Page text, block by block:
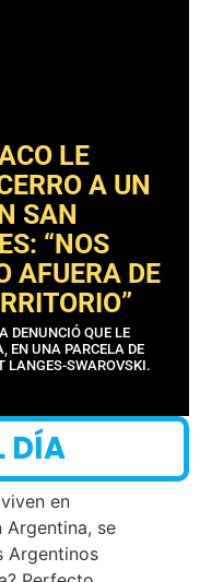
LE
A UN
SAN
“NOS
AFUERA DE
DENUNCIÓ QUE LE
EN UNA PARCELA DE
LANGES-SWAROVSKI.
DÍA
en
Argentina, se
Argentinos